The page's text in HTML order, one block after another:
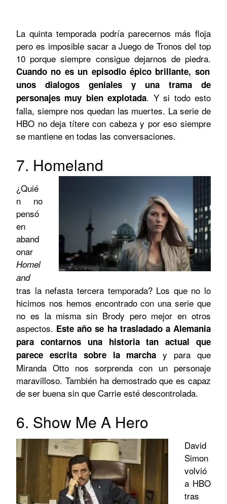
La quinta temporada podría parecernos más floja
pero es imposible sacar a Juego de Tronos del top
10 porque siempre consigue dejarnos de piedra.
Cuando no es un episodio épico brillante, son
unos dialogos geniales y una trama de
personajes muy bien explotada. Y si todo esto
falla, siempre nos quedan las muertes. La serie de
HBO no deja títere con cabeza y por eso siempre
se mantiene en todas las conversaciones.
7. Homeland
¿Quié
n no
pensó
en
aband
onar
Homel
and
tras la nefasta tercera temporada? Los que no lo
hicimos nos hemos encontrado con una serie que
no es la misma sin Brody pero mejor en otros
aspectos. Este año se ha trasladado a Alemania
para contarnos una historia tan actual que
parece escrita sobre la marcha y para que
Miranda Otto nos sorprenda con un personaje
maravilloso. También ha demostrado que es capaz
de ser buena sin que Carrie esté descontrolada.
6. Show Me A Hero
David
Simon
volvió
a HBO
tras